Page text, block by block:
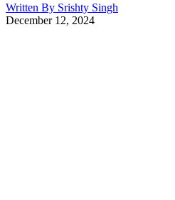
Written By Srishty Singh
December 12, 2024